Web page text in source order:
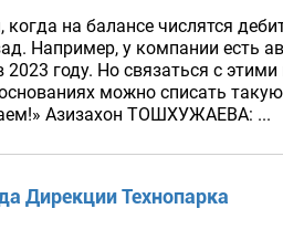
на балансе числятся
Например, у компании есть
году. Но связаться с
можно списать
Азизахон ТОШХУЖАЕВА: ...
Дирекции Технопарка